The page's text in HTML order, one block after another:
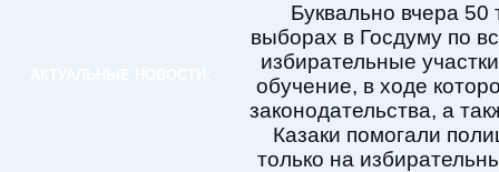
Буквально вчера 50
выборах в Госдуму по
избирательные
обучение, в ходе
законодательства, а
Казаки помогали
только на